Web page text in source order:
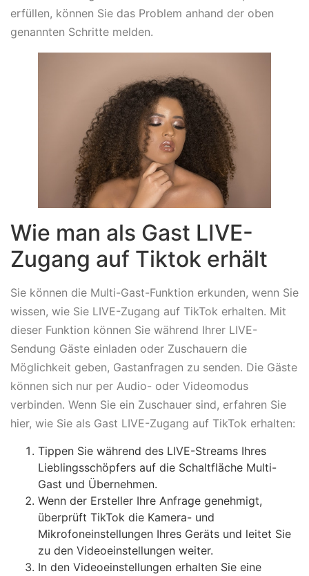
erfüllen, können Sie das Problem anhand der oben
genannten Schritte melden.
Wie man als Gast LIVE-
Zugang auf Tiktok erhält
Sie können die Multi-Gast-Funktion erkunden, wenn Sie
wissen, wie Sie LIVE-Zugang auf TikTok erhalten. Mit
dieser Funktion können Sie während Ihrer LIVE-
Sendung Gäste einladen oder Zuschauern die
Möglichkeit geben, Gastanfragen zu senden. Die Gäste
können sich nur per Audio- oder Videomodus
verbinden. Wenn Sie ein Zuschauer sind, erfahren Sie
hier, wie Sie als Gast LIVE-Zugang auf TikTok erhalten:
Tippen Sie während des LIVE-Streams Ihres
Lieblingsschöpfers auf die Schaltfläche Multi-
Gast und Übernehmen.
Wenn der Ersteller Ihre Anfrage genehmigt,
überprüft TikTok die Kamera- und
Mikrofoneinstellungen Ihres Geräts und leitet Sie
zu den Videoeinstellungen weiter.
In den Videoeinstellungen erhalten Sie eine